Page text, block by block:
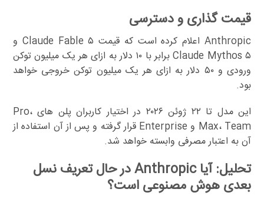
قیمت گذاری و دسترسی
Anthropic اعلام کرده است که قیمت Claude Fable ۵ و
Claude Mythos ۵ برابر با ۱۰ دلار به ازای هر یک میلیون توکن
ورودی و ۵۰ دلار به ازای هر یک میلیون توکن خروجی خواهد
بود.
این مدل تا ۲۲ ژوئن ۲۰۲۶ در اختیار کاربران پلن های Pro،
Max، Team و Enterprise قرار گرفته و پس از آن استفاده از
آن به اعتبار مصرفی وابسته خواهد شد.
تحلیل: آیا Anthropic در حال تعریف نسل
بعدی هوش مصنوعی است؟